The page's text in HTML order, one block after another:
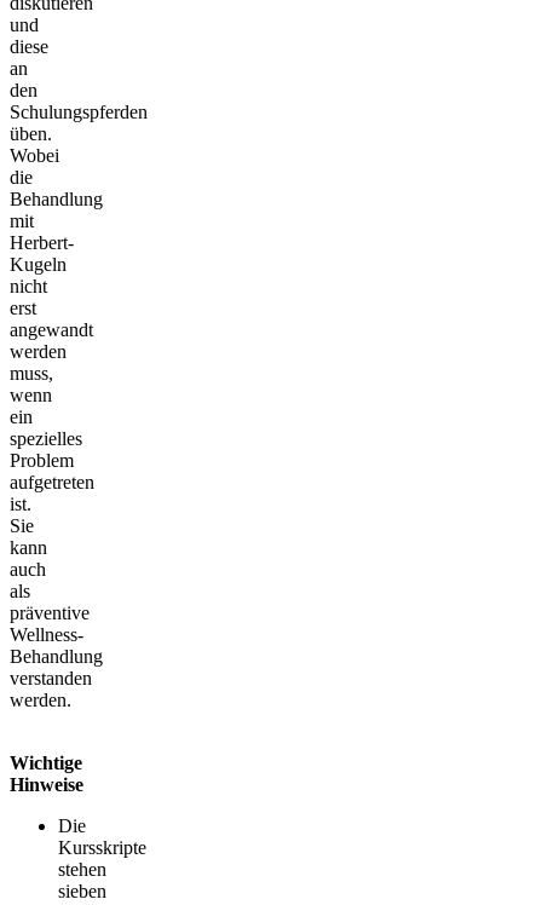
und
diese
an
den
Schulungspferden
üben.
Wobei
die
Behandlung
mit
Herbert-
Kugeln
nicht
erst
angewandt
werden
muss,
wenn
ein
spezielles
Problem
aufgetreten
ist.
Sie
kann
auch
als
präventive
Wellness-
Behandlung
verstanden
werden.
Wichtige
Hinweise
Die
Kursskripte
stehen
sieben